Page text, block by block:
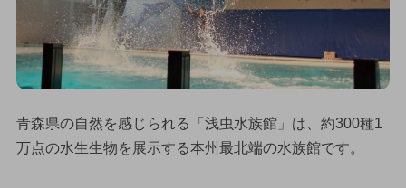
青森県の自然を感じられる「浅虫水族館」は、約300種1
万点の水生生物を展示する本州最北端の水族館です。